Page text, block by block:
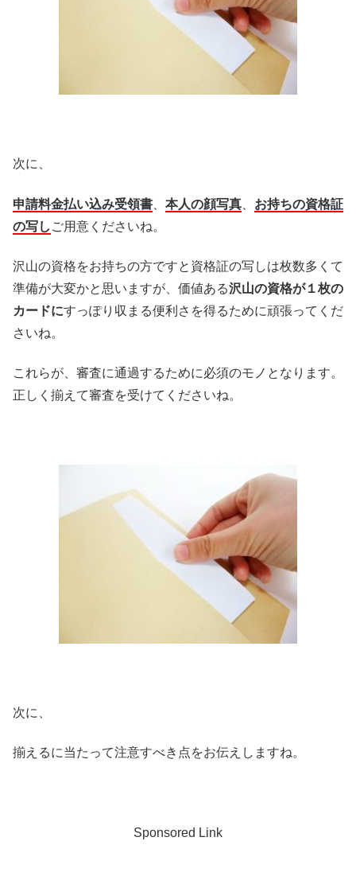
次に、
申請料金払い込み受領書 本人の顔写真
お持ちの資格証
の写し ご用意くださいね。
沢山の資格をお持ちの方ですと資格証の写しは枚数多くて
準備が大変かと思いますが、価値ある沢山の資格が１枚の
カードにすっぽり収まる便利さを得るために頑張ってくだ
さいね。
これらが、審査に通過するために必須のモノとなります。
正しく揃えて審査を受けてくださいね。
次に、
揃えるに当たって注意すべき点をお伝えしますね。
Sponsored Link